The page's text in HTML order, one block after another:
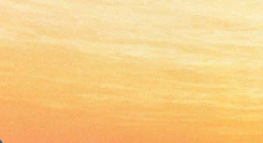
Оцифровкой экспонатов
Музея истории религии
вновь займется корпорация
ЭЛАР
Версия для печати